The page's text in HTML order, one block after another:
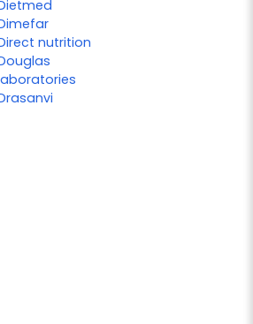
nutrition